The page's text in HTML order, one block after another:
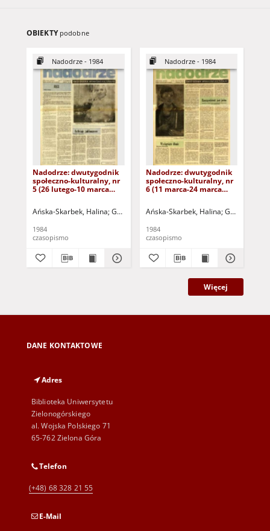
OBIEKTY podobne
Nadodrze - 1984
Nadodrze: dwutygodnik
społeczno-kulturalny, nr
5 (26 lutego-10 marca
Ańska-Skarbek, Halina Grabowska, Lucyna Grochomalski, Piotr
1984
czasopismo
Nadodrze - 1984
Nadodrze: dwutygodnik
społeczno-kulturalny, nr
6 (11 marca-24 marca
Ańska-Skarbek, Halina Grabowska,
1984
czasopismo
Więcej
DANE KONTAKTOWE
Adres
Biblioteka Uniwersytetu
Zielonogórskiego
al. Wojska Polskiego 71
65-762 Zielona Góra
Telefon
(+48) 68 328 21 55
E-Mail